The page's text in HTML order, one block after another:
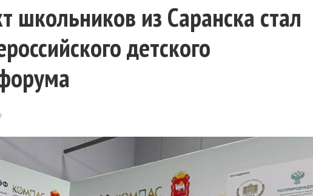
школьников из Саранска стал
детского